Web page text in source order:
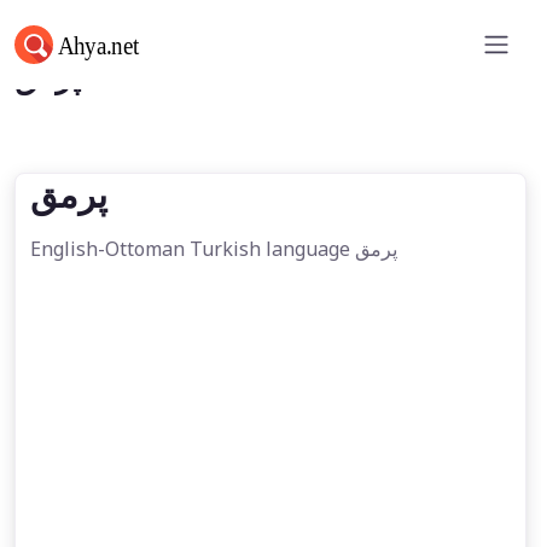
پرمق
پرمق
English-Ottoman Turkish language پرمق